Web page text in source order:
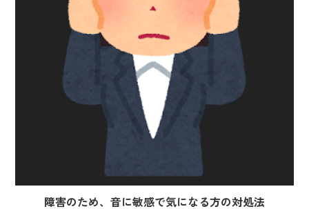
障害のため、音に敏感で気になる方の対処法